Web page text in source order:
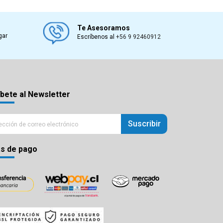
Te Asesoramos
Escríbenos al+56 9 92460912
al Newsletter
Suscribir
de pago